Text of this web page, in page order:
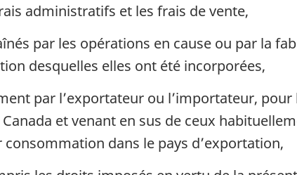
administratifs et les frais de vente,
par les opérations en cause ou par la
desquelles elles ont été incorporées,
par l’exportateur ou l’importateur,
et venant en sus de ceux
dans le pays d’exportation,